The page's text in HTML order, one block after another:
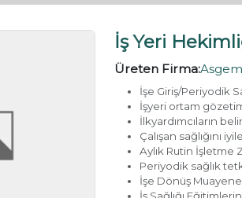
İş Yeri
Üreten Firma:
İşe Giriş/Periyodik
İşyeri ortam
İlkyardımcıların
Çalışan sağlığını
Aylık Rutin İşletme
Periyodik sağlık
İşe Dönüş